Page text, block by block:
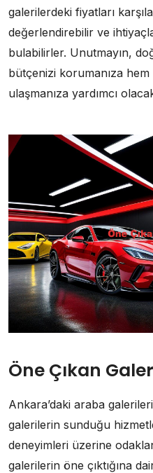
galerilerdeki fiyatları
değerlendirebilir ve
bulabilirler. Unutmayın,
bütçenizi korumanıza
ulaşmanıza yardımcı
Öne Çıkan
Ankara’daki araba
galerilerin sunduğu
deneyimleri üzerine
galerilerin öne çıktığına